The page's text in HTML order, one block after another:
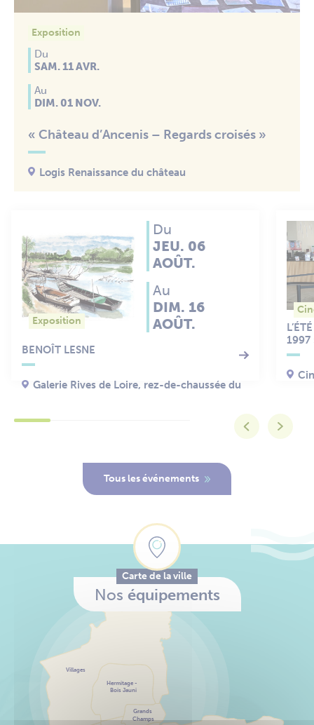
Exposition
Du
SAM. 11 AVR.
Au
DIM. 01 NOV.
« Château d’Ancenis – Regards croisés »
Logis Renaissance du château
Exposition
Du
JEU. 06
AOÛT.
Au
DIM. 16
AOÛT.
BENOÎT LESNE
Galerie Rives de Loire, rez-de-chaussée du
1997
Tous les événements
Carte de la ville
Nos équipements
Grands
Champs
Hermitage -
Bois Jauni
Villages